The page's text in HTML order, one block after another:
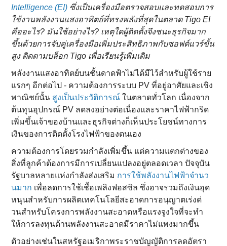
Intelligence (EI) ซึ่งเป็นเครื่องมือตรวจสอบและทดสอบการ
ใช้งานพลังงานแสงอาทิตย์ที่ทรงพลังที่สุดในตลาด Tigo EI
คืออะไร? มันใช้อย่างไร? เหตุใดผู้ติดตั้งจึงชนะธุรกิจมาก
ขึ้นด้วยการจับคู่เครื่องมือเพิ่มประสิทธิภาพกับซอฟต์แวร์ขั้น
สูง ติดตามบล็อก Tigo เพื่อเรียนรู้เพิ่มเติม
พลังงานแสงอาทิตย์บนชั้นดาดฟ้าไม่ได้มีไว้สําหรับผู้ใช้ราย
แรกๆ อีกต่อไป - ความต้องการระบบ PV ที่อยู่อาศัยและเชิง
พาณิชย์นั้น สูงเป็นประวัติการณ์ ในตลาดทั่วโลก เนื่องจาก
ต้นทุนอุปกรณ์ PV ลดลงอย่างต่อเนื่องและราคาไฟฟ้ากริด
เพิ่มขึ้นเจ้าของบ้านและธุรกิจต่างก็เห็นประโยชน์ทางการ
เงินของการติดตั้งโรงไฟฟ้าของตนเอง
ความต้องการโดยรวมกําลังเพิ่มขึ้น แต่ความแตกต่างของ
สิ่งที่ลูกค้าต้องการมีการเปลี่ยนแปลงอยู่ตลอดเวลา ปัจจุบัน
รัฐบาลหลายแห่งกําลังส่งเสริม การใช้พลังงานไฟฟ้าจํานว
นมาก เพื่อลดการใช้เชื้อเพลิงฟอสซิล ซึ่งอาจรวมถึงเงินอุด
หนุนสําหรับการผลิตเทคโนโลยีสะอาดการอนุญาตเร่งด่
วนสําหรับโครงการพลังงานสะอาดหรือแรงจูงใจที่จะทํา
ให้การลงทุนด้านพลังงานสะอาดมีราคาไม่แพงมากขึ้น
ตัวอย่างเช่นในสหรัฐอเมริกาพระราชบัญญัติการลดอัตรา